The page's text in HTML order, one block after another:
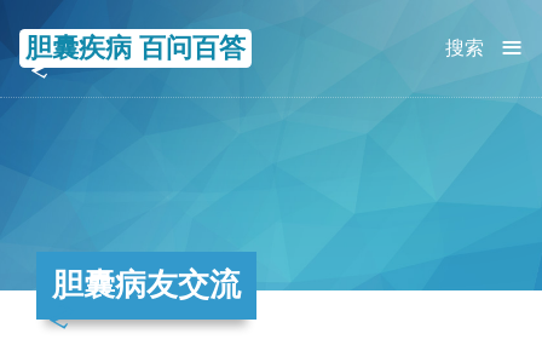
胆囊疾病 百问百答 ≡
搜索
胆囊病友交流